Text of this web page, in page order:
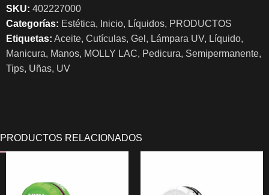
SKU: 402227000
Categorías: Estética, Inicio, Líquidos, PRODUCTOS
Etiquetas: Aceite, Cutículas, Gel , Lámpara UV, Líquido,
Manicura, Manos, MOLLY LAC, Pedicura, Semipermanente,
Tips, Uñas, UV